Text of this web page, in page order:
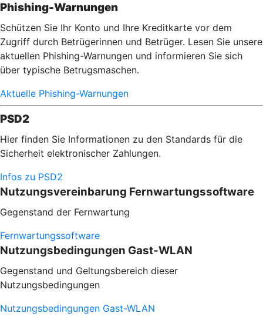
Phishing-Warnungen
Schützen Sie Ihr Konto und Ihre Kreditkarte vor dem
Zugriff durch Betrügerinnen und Betrüger. Lesen Sie unsere
aktuellen Phishing-Warnungen und informieren Sie sich
über typische Betrugsmaschen.
Aktuelle Phishing-Warnungen
PSD2
Hier finden Sie Informationen zu den Standards für die
Sicherheit elektronischer Zahlungen.
Infos zu PSD2
Nutzungsvereinbarung Fernwartungssoftware
Gegenstand der Fernwartung
Fernwartungssoftware
Nutzungsbedingungen Gast-WLAN
Gegenstand und Geltungsbereich dieser
Nutzungsbedingungen
Nutzungsbedingungen Gast-WLAN